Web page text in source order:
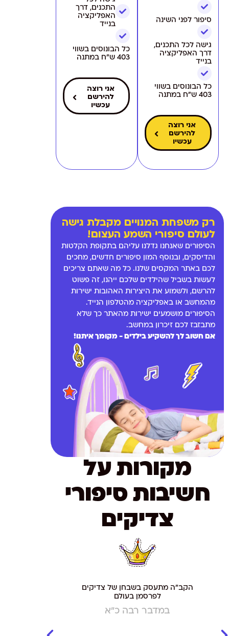
סיפור לפני השינה
גישה לכל התכנים,
דרך האפליקציה
בנייד
כל הבונוסים בשווי
403 ש״ח במתנה
אני רוצה
להירשם
עכשיו
התכנים, דרך
האפליקציה
בנייד
כל הבונוסים בשווי
403 ש״ח במתנה
אני רוצה
להירשם
עכשיו
רק משפחת המנויים מקבלת גישה
לעולם סיפורי השמע העצום!
הסיפורים שאנחנו גדלנו עליהם בתקופת הקלטות
והדיסקים, ובנוסף המון סיפורים חדשים, מחכים
לכם באתר המקסים שלנו. כל מה שאתם צריכים
לעשות בשביל שהילדים שלכם ייהנו, זה פשוט
להרשם, ולשמוע את היצירות האהובות ישירות
מהמחשב או באפליקציה מהטלפון הנייד.
הסיפורים מושמעים ישירות מהאתר כך שלא
מתבזבז לכם זיכרון במחשב.
אם חשוב לך להשקיע בילדים - מקומך איתנו!
מקורות על
חשיבות סיפורי
צדיקים
הקב"ה מתעסק בשבחן של צדיקים
לפרסמן בעולם
במדבר רבה כ״א